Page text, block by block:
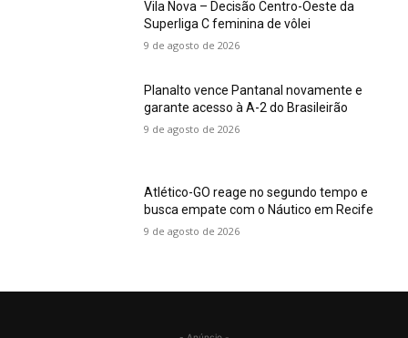
Vila Nova – Decisão Centro-Oeste da
Superliga C feminina de vôlei
9 de agosto de 2026
Planalto vence Pantanal novamente e
garante acesso à A-2 do Brasileirão
9 de agosto de 2026
Atlético-GO reage no segundo tempo e
busca empate com o Náutico em Recife
9 de agosto de 2026